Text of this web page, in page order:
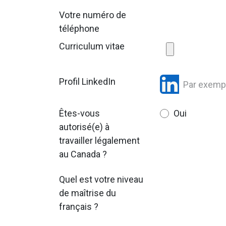
Votre numéro de
téléphone
Curriculum vitae
Profil LinkedIn
Êtes-vous
autorisé(e) à
travailler légalement
au Canada ?
Oui
Quel est votre niveau
de maîtrise du
français ?